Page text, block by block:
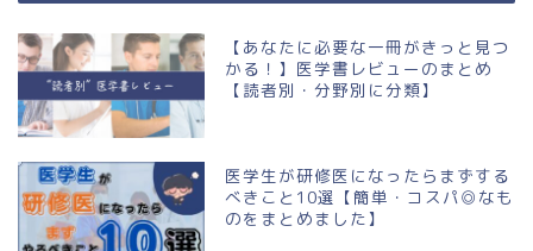
【あなたに必要な一冊がきっと見つ
かる！】医学書レビューのまとめ
【読者別・分野別に分類】
医学生が研修医になったらまずする
べきこと10選【簡単・コスパ◎なも
のをまとめました】